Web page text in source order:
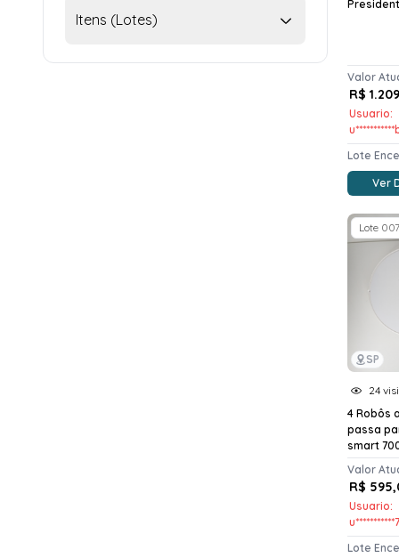
Itens (Lotes)
Valor
R$
Usuario:
Lote
Ver
SP
Lote 007
24
4 Robôs
passa
smart
Valor
R$
Usuario:
Lote